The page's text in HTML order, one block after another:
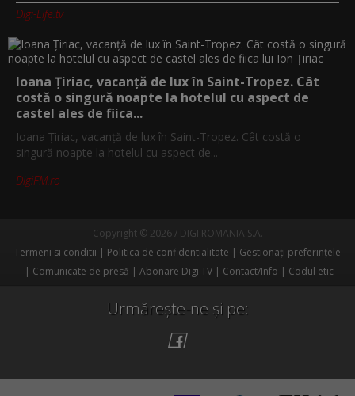
Digi-Life.tv
Ioana Țiriac, vacanță de lux în Saint-Tropez. Cât
costă o singură noapte la hotelul cu aspect de
castel ales de fiica...
Ioana Țiriac, vacanță de lux în Saint-Tropez. Cât costă o
singură noapte la hotelul cu aspect de...
DigiFM.ro
Copyright © 2026 / DIGI ROMANIA S.A.
Termeni si conditii
Politica de confidentialitate
Gestionați preferințele
Comunicate de presă
Abonare Digi TV Contact/Info Codul etic
Urmărește-ne și pe: